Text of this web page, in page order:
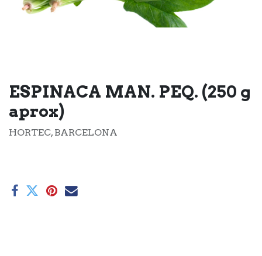
ESPINACA MAN. PEQ. (250 g
aprox)
HORTEC, BARCELONA